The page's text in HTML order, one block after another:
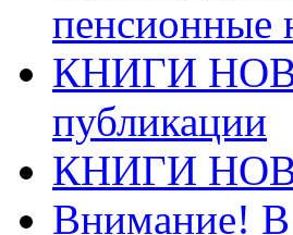
пенсионные
КНИГИ
публикации
КНИГИ
Внимание! В